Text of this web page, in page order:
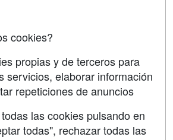
cookies?
propias y de terceros para
servicios, elaborar información
repeticiones de anuncios
las cookies pulsando en
todas", rechazar todas las